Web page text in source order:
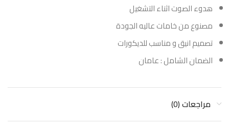
هدوء الصوت اثناء التشغيل
مصنوع من خامات عاليه الجودة
تصميم انيق و مناسب للديكورات
الضمان الشامل : عامان
مراجعات (0)